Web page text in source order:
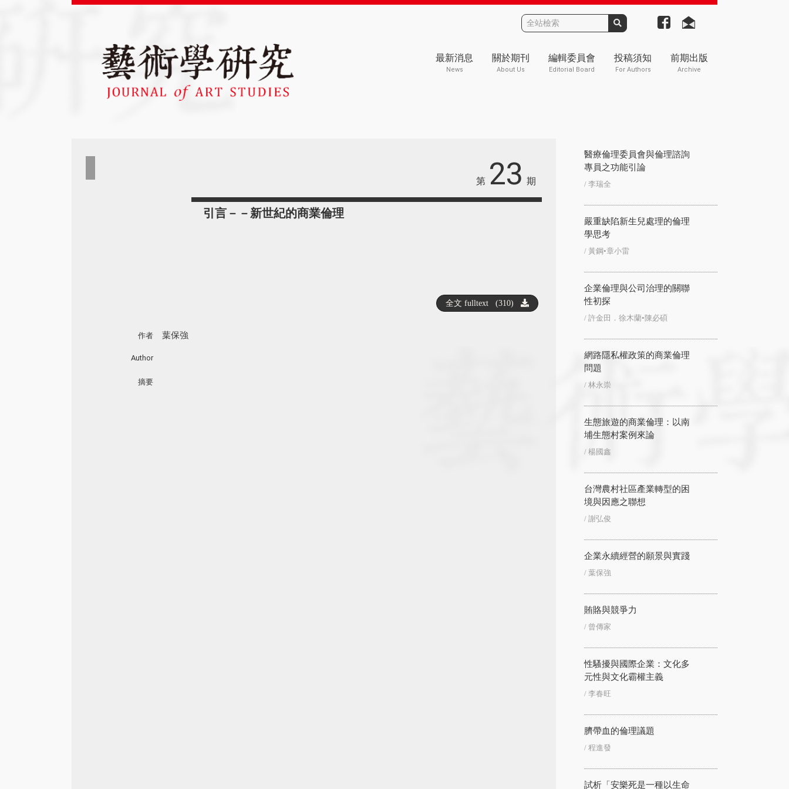
最新消息
News
關於期刊
About Us
編輯委員會
Editorial Board
投稿須知
For Authors
前期出版
Archive
第 23 期
引言－－新世紀的商業倫理
作者 葉保強
Author
摘要
醫療倫理委員會與倫理諮詢
專員之功能引論
/ 李瑞全
嚴重缺陷新生兒處理的倫理
學思考
/ 黃鋼•章小雷
企業倫理與公司治理的關聯
性初探
/ 許金田．徐木蘭•陳必碩
網路隱私權政策的商業倫理
問題
/ 林永崇
生態旅遊的商業倫理：以南
埔生態村案例來論
/ 楊國鑫
台灣農村社區產業轉型的困
境與因應之聯想
/ 謝弘俊
企業永續經營的願景與實踐
/ 葉保強
賄賂與競爭力
/ 曾傳家
性騷擾與國際企業：文化多
元性與文化霸權主義
/ 李春旺
臍帶血的倫理議題
/ 程進發
試析「安樂死是一種以生命